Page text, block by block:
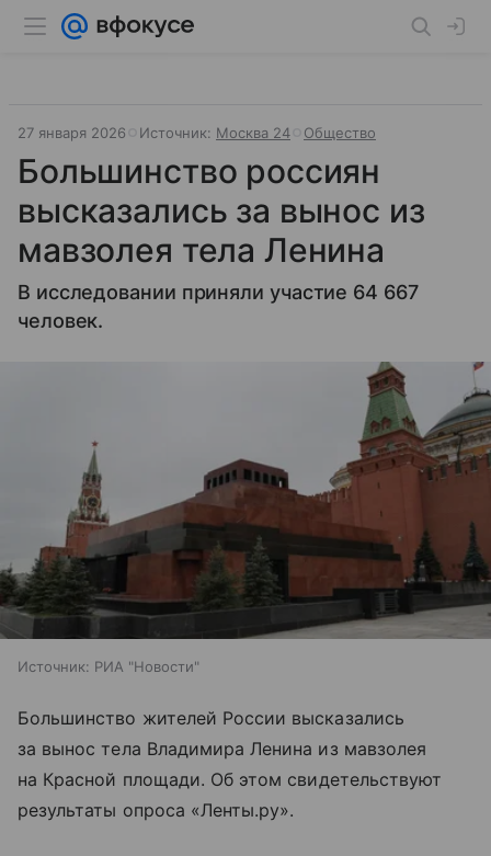
27 января 2026 Источник: Москва 24 Общество
Большинство россиян
высказались за вынос из
мавзолея тела Ленина
В исследовании приняли участие 64 667
человек.
Источник: РИА "Новости"
Большинство жителей России высказались
за вынос тела Владимира Ленина из мавзолея
на Красной площади. Об этом свидетельствуют
результаты опроса «Ленты.ру».